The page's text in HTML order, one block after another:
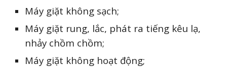
Máy giặt không sạch;
Máy giặt rung, lắc, phát ra tiếng kêu lạ,
nhảy chồm chồm;
Máy giặt không hoạt động;